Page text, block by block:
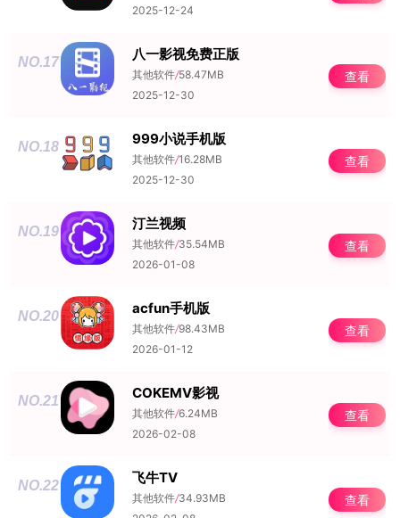
2025-12-24
NO.17 八一影视免费正版
其他软件/58.47MB
2025-12-30
查看
NO.18 999小说手机版
其他软件/16.28MB
2025-12-30
查看
NO.19 汀兰视频
其他软件/35.54MB
2026-01-08
查看
NO.20 acfun手机版
其他软件/98.43MB
2026-01-12
查看
NO.21 COKEMV影视
其他软件/6.24MB
2026-02-08
查看
NO.22 飞牛TV
其他软件/34.93MB
查看